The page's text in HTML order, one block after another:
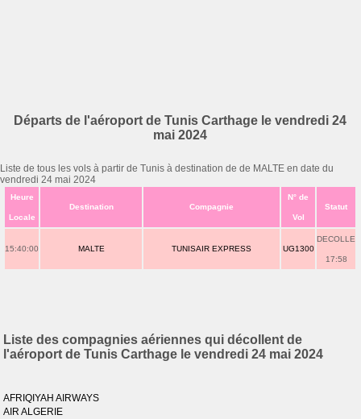
Départs de l'aéroport de Tunis Carthage le vendredi 24
mai 2024
Liste de tous les vols à partir de Tunis à destination de de MALTE en date du
vendredi 24 mai 2024
Heure
Locale
Destination Compagnie
N° de
Vol
Statut
15:40:00 MALTE TUNISAIR EXPRESS UG1300
DECOLLE
17:58
Liste des compagnies aériennes qui décollent de
l'aéroport de Tunis Carthage le vendredi 24 mai 2024
AFRIQIYAH AIRWAYS
AIR ALGERIE